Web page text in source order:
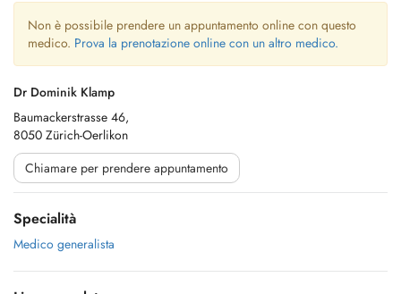
Non è possibile prendere un appuntamento online con questo
medico. Prova la prenotazione online con un altro medico.
Dr Dominik Klamp
Baumackerstrasse 46,
8050 Zürich-Oerlikon
Chiamare per prendere appuntamento
Specialità
Medico generalista